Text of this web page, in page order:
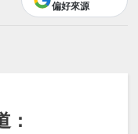
偏好來源
：